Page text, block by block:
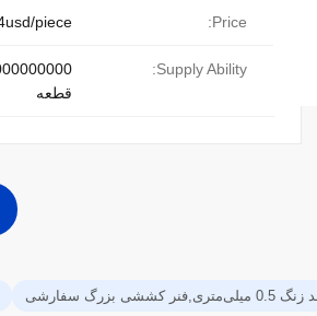
Price:
piece
Supply Ability:
قطعه